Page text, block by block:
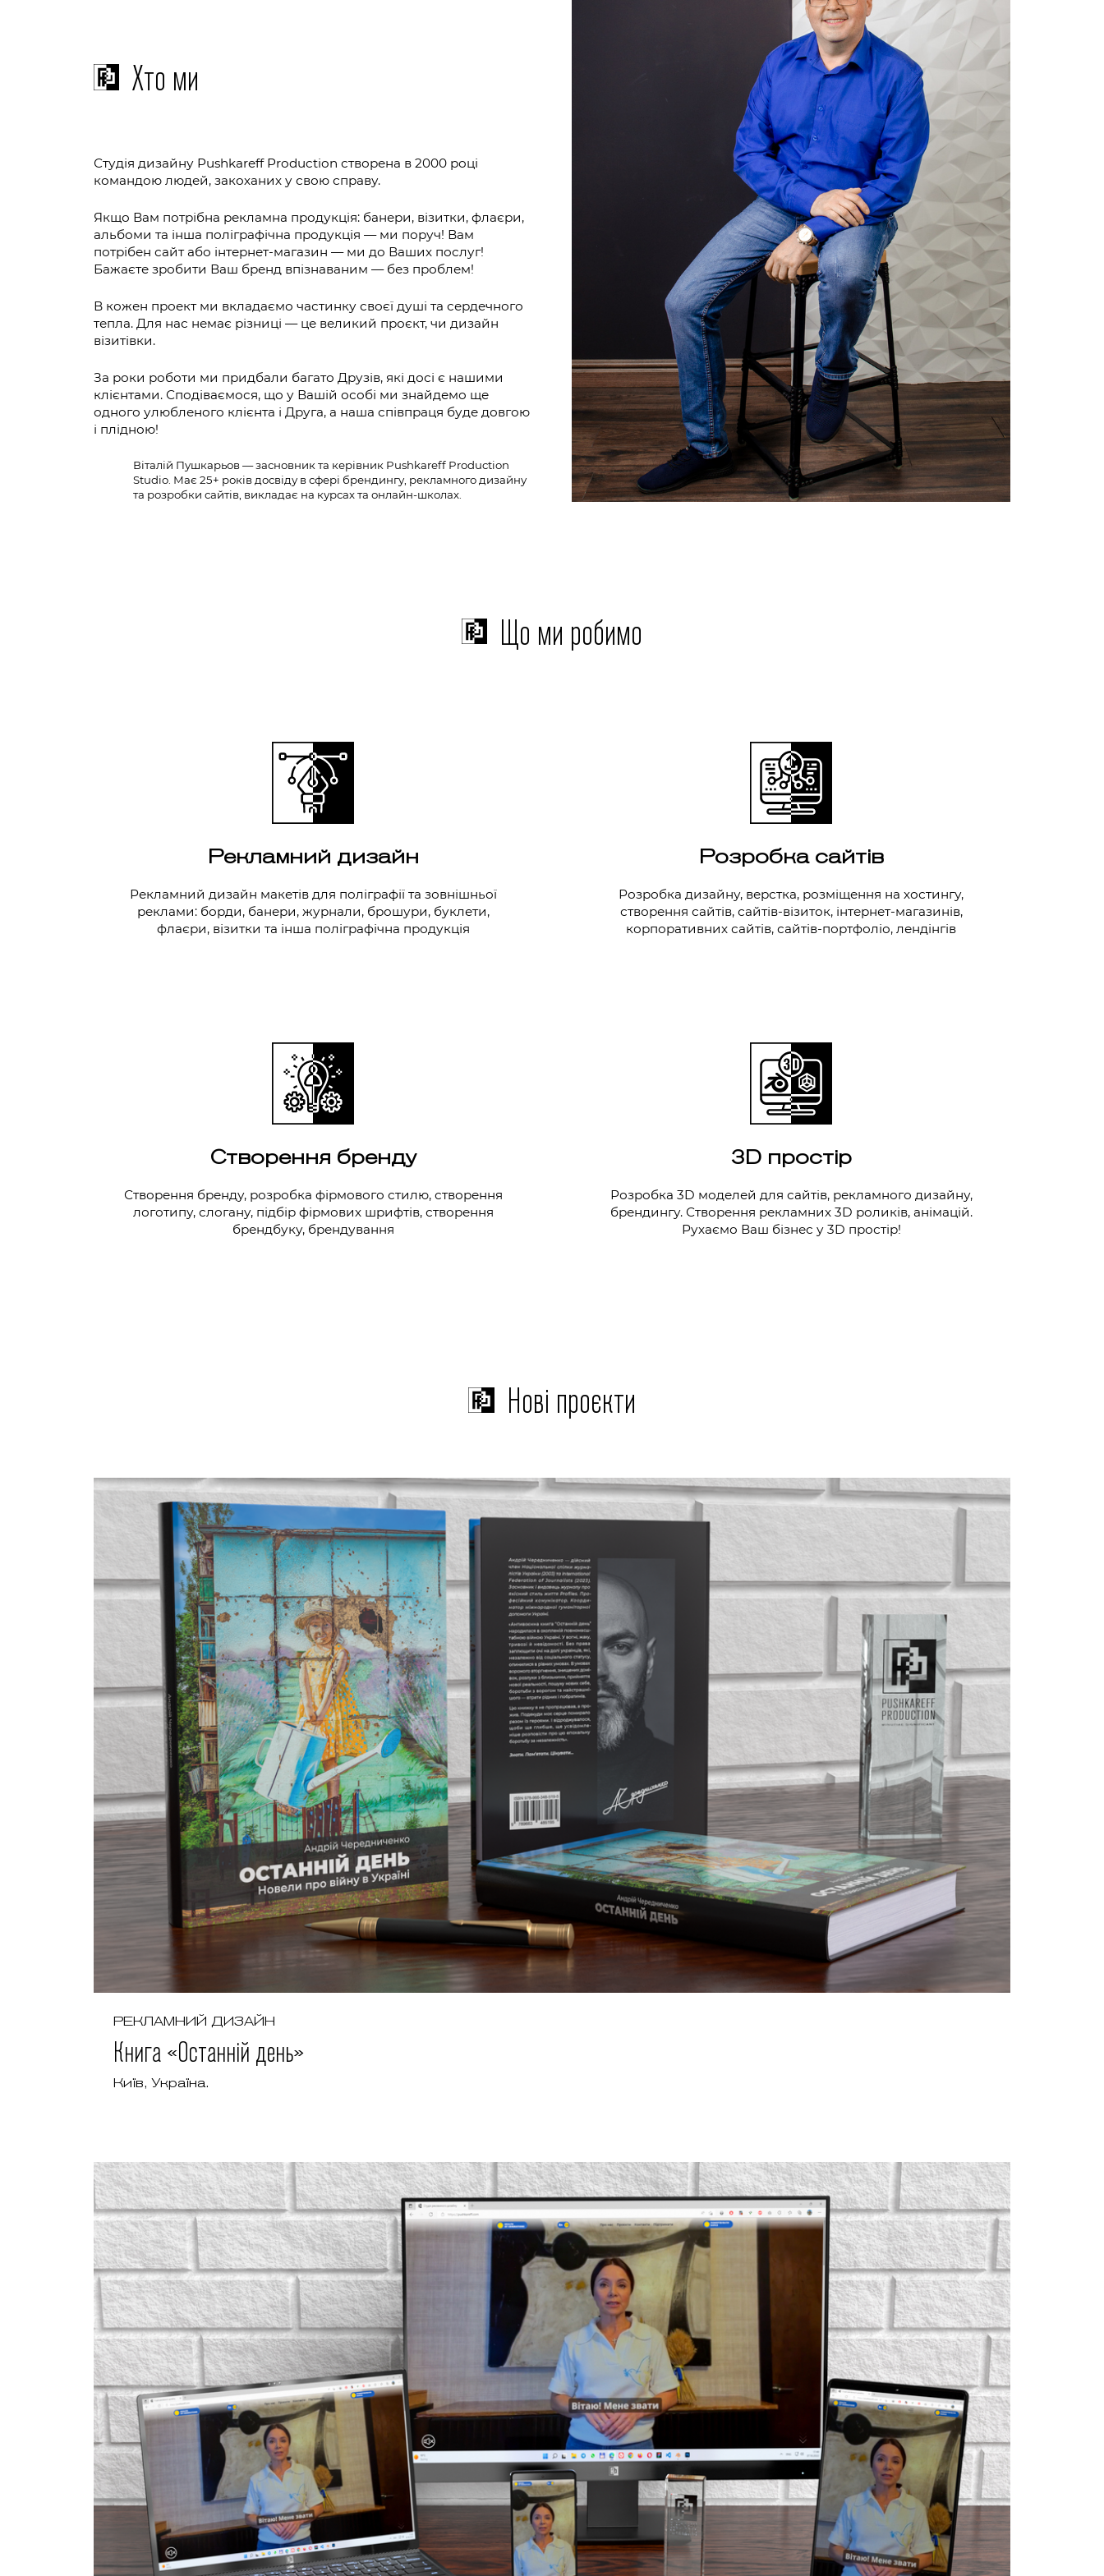
Хто ми
Студія дизайну Pushkareff Production створена в 2000 році
командою людей, закоханих у свою справу.
Якщо Вам потрібна рекламна продукція: банери, візитки, флаєри,
альбоми та інша поліграфічна продукція — ми поруч! Вам
потрібен сайт або інтернет-магазин — ми до Ваших послуг!
Бажаєте зробити Ваш бренд впізнаваним — без проблем!
В кожен проект ми вкладаємо частинку своєї душі та сердечного
тепла. Для нас немає різниці — це великий проєкт, чи дизайн
візитівки.
За роки роботи ми придбали багато Друзів, які досі є нашими
клієнтами. Сподіваємося, що у Вашій особі ми знайдемо ще
одного улюбленого клієнта і Друга, а наша співпраця буде довгою
і плідною!
Віталій Пушкарьов — засновник та керівник Pushkareff Production
Studio. Має 25+ років досвіду в сфері брендингу, рекламного дизайну
та розробки сайтів, викладає на курсах та онлайн-школах.
Що ми робимо
Рекламний дизайн
Рекламний дизайн макетів для поліграфії та зовнішньої
реклами: борди, банери, журнали, брошури, буклети,
флаєри, візитки та інша поліграфічна продукція
Розробка сайтів
Розробка дизайну, верстка, розміщення на хостингу,
створення сайтів, сайтів-візиток, інтернет-магазинів,
корпоративних сайтів, сайтів-портфоліо, лендінгів
Створення бренду
Створення бренду, розробка фірмового стилю, створення
логотипу, слогану, підбір фірмових шрифтів, створення
брендбуку, брендування
3D простір
Розробка 3D моделей для сайтів, рекламного дизайну,
брендингу. Створення рекламних 3D роликів, анімацій.
Рухаємо Ваш бізнес у 3D простір!
Нові проєкти
РЕКЛАМНИЙ ДИЗАЙН
Книга «Останній день»
Київ, Україна.